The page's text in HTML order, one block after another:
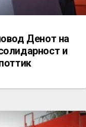
Денот на
и